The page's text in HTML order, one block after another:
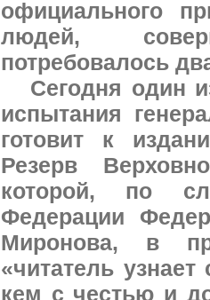
официального
людей,
потребовалось
Сегодня один
испытания
готовит к
Резерв
которой, по
Федерации
Миронова, в
«читатель
кем с честью и